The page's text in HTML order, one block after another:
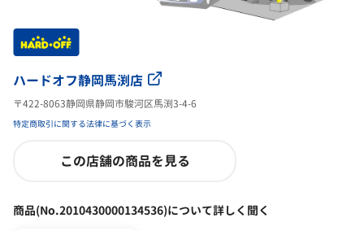
ハードオフ静岡馬渕店
〒422-8063静岡県静岡市駿河区馬渕3-4-6
特定商取引に関する法律に基づく表示
この店舗の商品を見る
商品(No.2010430000134536)について詳しく聞く